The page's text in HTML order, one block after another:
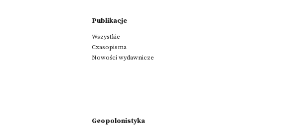
Publikacje
Wszystkie
Czasopisma
Nowości wydawnicze
Geopolonistyka